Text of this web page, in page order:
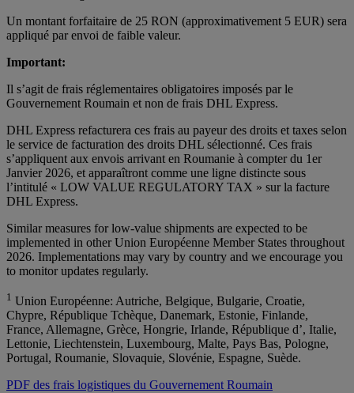
Un montant forfaitaire de 25 RON (approximativement 5 EUR) sera
appliqué par envoi de faible valeur.
Important:
Il s’agit de frais réglementaires obligatoires imposés par le
Gouvernement Roumain et non de frais DHL Express.
DHL Express refacturera ces frais au payeur des droits et taxes selon
le service de facturation des droits DHL sélectionné. Ces frais
s’appliquent aux envois arrivant en Roumanie à compter du 1er
Janvier 2026, et apparaîtront comme une ligne distincte sous
l’intitulé « LOW VALUE REGULATORY TAX » sur la facture
DHL Express.
Similar measures for low-value shipments are expected to be
implemented in other Union Européenne Member States throughout
2026. Implementations may vary by country and we encourage you
to monitor updates regularly.
1 Union Européenne: Autriche, Belgique, Bulgarie, Croatie,
Chypre, République Tchèque, Danemark, Estonie, Finlande,
France, Allemagne, Grèce, Hongrie, Irlande, République d’, Italie,
Lettonie, Liechtenstein, Luxembourg, Malte, Pays Bas, Pologne,
Portugal, Roumanie, Slovaquie, Slovénie, Espagne, Suède.
PDF des frais logistiques du Gouvernement Roumain